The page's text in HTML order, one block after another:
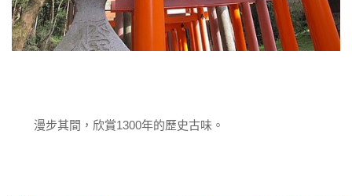
漫步其間，欣賞1300年的歷史古味。